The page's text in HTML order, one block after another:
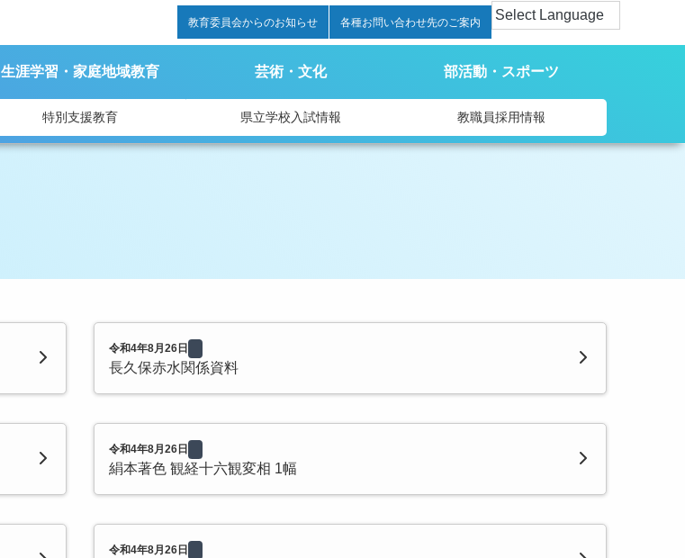
教育委員会からのお知らせ 各種お問い合わせ先のご案内
生涯学習・家庭地域教育 芸術・文化 部活動・スポーツ
特別支援教育 県立学校入試情報 教職員採用情報
令和4年8月26日
長久保赤水関係資料
令和4年8月26日
絹本著色 観経十六観変相 1幅
令和4年8月26日